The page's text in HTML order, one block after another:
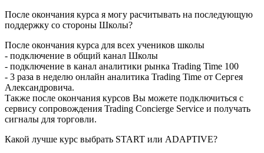
После окончания курса я могу расчитывать на последующую
поддержку со стороны Школы?
После окончания курса для всех учеников школы
- подключение в общий канал Школы
- подключение в канал аналитики рынка Trading Time 100
- 3 раза в неделю онлайн аналитика Trading Time от Сергея
Александровича.
Также после окончания курсов Вы можете подключиться с
сервису сопровождения Trading Concierge Service и получать
сигналы для торговли.
Какой лучше курс выбрать START или ADAPTIVE?